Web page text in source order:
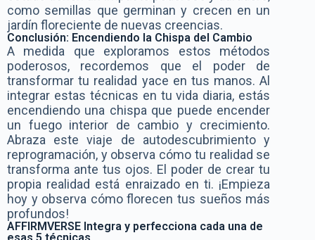
como semillas que germinan y crecen en un
jardín floreciente de nuevas creencias.
Conclusión: Encendiendo la Chispa del Cambio
A medida que exploramos estos métodos
poderosos, recordemos que el poder de
transformar tu realidad yace en tus manos. Al
integrar estas técnicas en tu vida diaria, estás
encendiendo una chispa que puede encender
un fuego interior de cambio y crecimiento.
Abraza este viaje de autodescubrimiento y
reprogramación, y observa cómo tu realidad se
transforma ante tus ojos. El poder de crear tu
propia realidad está enraizado en ti. ¡Empieza
hoy y observa cómo florecen tus sueños más
profundos!
AFFIRMVERSE Integra y perfecciona cada una de